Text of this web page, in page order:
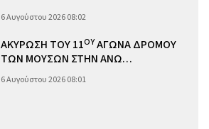
6 Αυγούστου 2026 08:02
ΑΚΥΡΩΣΗ ΤΟΥ 11ΟΥΑΓΩΝΑ ΔΡΟΜΟΥ
ΤΩΝ ΜΟΥΣΩΝ ΣΤΗΝ ΑΝΩ…
6 Αυγούστου 2026 08:01